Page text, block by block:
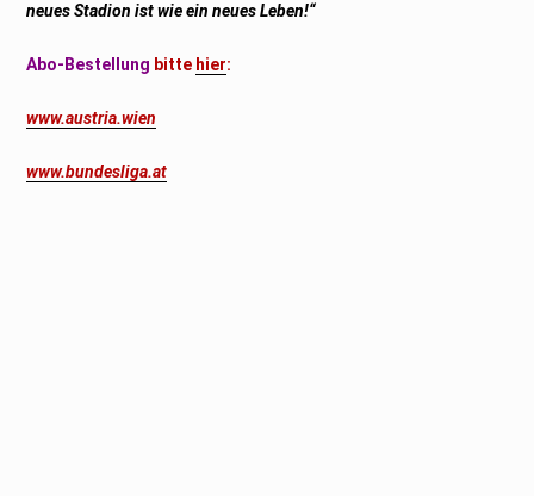
neues Stadion ist wie ein neues Leben!“
Abo-Bestellung bitte hier:
www.austria.wien
www.bundesliga.at